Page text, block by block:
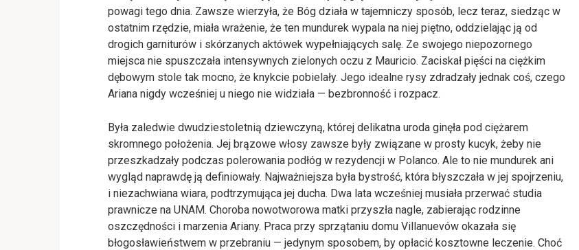
powagi tego dnia. Zawsze wierzyła, że Bóg działa w tajemniczy sposób, lecz teraz, siedząc w
ostatnim rzędzie, miała wrażenie, że ten mundurek wypala na niej piętno, oddzielając ją od
drogich garniturów i skórzanych aktówek wypełniających salę. Ze swojego niepozornego
miejsca nie spuszczała intensywnych zielonych oczu z Mauricio. Zaciskał pięści na ciężkim
dębowym stole tak mocno, że knykcie pobielały. Jego idealne rysy zdradzały jednak coś, czego
Ariana nigdy wcześniej u niego nie widziała — bezbronność i rozpacz.
Była zaledwie dwudziestoletnią dziewczyną, której delikatna uroda ginęła pod ciężarem
skromnego położenia. Jej brązowe włosy zawsze były związane w prosty kucyk, żeby nie
przeszkadzały podczas polerowania podłóg w rezydencji w Polanco. Ale to nie mundurek ani
wygląd naprawdę ją definiowały. Najważniejsza była bystrość, która błyszczała w jej spojrzeniu,
i niezachwiana wiara, podtrzymująca jej ducha. Dwa lata wcześniej musiała przerwać studia
prawnicze na UNAM. Choroba nowotworowa matki przyszła nagle, zabierając rodzinne
oszczędności i marzenia Ariany. Praca przy sprzątaniu domu Villanuevów okazała się
błogosławieństwem w przebraniu — jedynym sposobem, by opłacić kosztowne leczenie. Choć